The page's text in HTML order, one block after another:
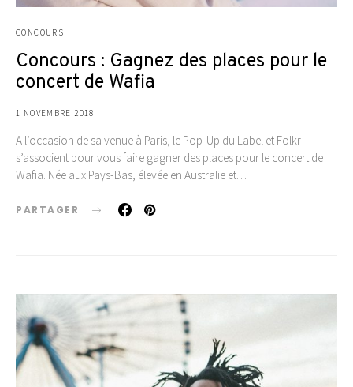
CONCOURS
Concours : Gagnez des places pour le
concert de Wafia
1 NOVEMBRE 2018
A l’occasion de sa venue à Paris, le Pop-Up du Label et Folkr
s’associent pour vous faire gagner des places pour le concert de
Wafia. Née aux Pays-Bas, élevée en Australie et…
PARTAGER